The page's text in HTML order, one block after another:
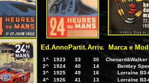
Ed.AnnoPartit.Arriv. Marca e
1^ 1923 33 30
Chenard&Walker
2^
1924 40 14
Bentley
3^
1925 49 16
Lorraine B3-
4^
1926 41 13
Lorraine B3-